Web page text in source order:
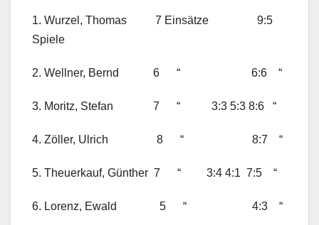
1. Wurzel, Thomas 7 Einsätze 9:5
Spiele
2. Wellner, Bernd 6 “ 6:6 “
3. Moritz, Stefan 7 “ 3:3 5:3 8:6 “
4. Zöller, Ulrich 8 “ 8:7 “
5. Theuerkauf, Günther 7 “ 3:4 4:1 7:5 “
6. Lorenz, Ewald 5 “ 4:3 “